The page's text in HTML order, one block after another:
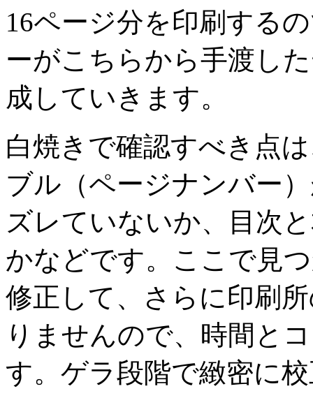
16ページ分を印刷する
ーがこちらから手渡し
成していきます。
白焼きで確認すべき点
ブル（ページナンバー
ズレていないか、目次
かなどです。ここで見
修正して、さらに印刷
りませんので、時間と
す。ゲラ段階で緻密に